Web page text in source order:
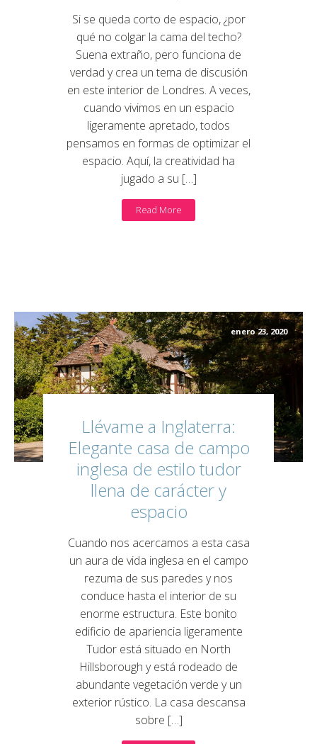
Si se queda corto de espacio, ¿por
qué no colgar la cama del techo?
Suena extraño, pero funciona de
verdad y crea un tema de discusión
en este interior de Londres. A veces,
cuando vivimos en un espacio
ligeramente apretado, todos
pensamos en formas de optimizar el
espacio. Aquí, la creatividad ha
jugado a su […]
Read More
enero 23, 2020
Llévame a Inglaterra:
Elegante casa de campo
inglesa de estilo tudor
llena de carácter y
espacio
Cuando nos acercamos a esta casa
un aura de vida inglesa en el campo
rezuma de sus paredes y nos
conduce hasta el interior de su
enorme estructura. Este bonito
edificio de apariencia ligeramente
Tudor está situado en North
Hillsborough y está rodeado de
abundante vegetación verde y un
exterior rústico. La casa descansa
sobre […]